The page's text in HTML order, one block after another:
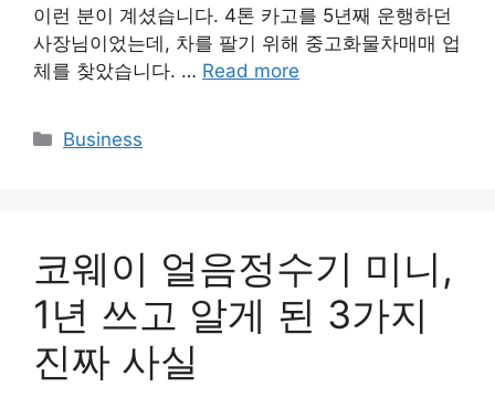
이런 분이 계셨습니다. 4톤 카고를 5년째 운행하던
사장님이었는데, 차를 팔기 위해 중고화물차매매 업
체를 찾았습니다. … Read more
Categories
Business
코웨이 얼음정수기 미니,
1년 쓰고 알게 된 3가지
진짜 사실